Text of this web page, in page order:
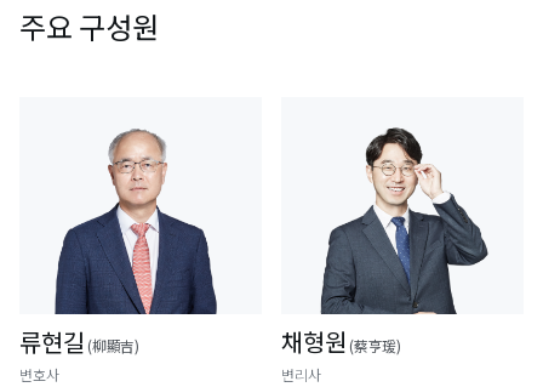
주요 구성원
류현길 (柳顯吉)
변호사
채형원 (蔡亨瑗)
변리사